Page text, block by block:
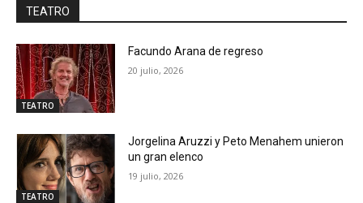
TEATRO
TEATRO
Facundo Arana de regreso
20 julio, 2026
TEATRO
Jorgelina Aruzzi y Peto Menahem unieron
un gran elenco
19 julio, 2026